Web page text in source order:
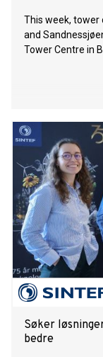
This week, tower
and
Tower Centre in
Søker
bedre